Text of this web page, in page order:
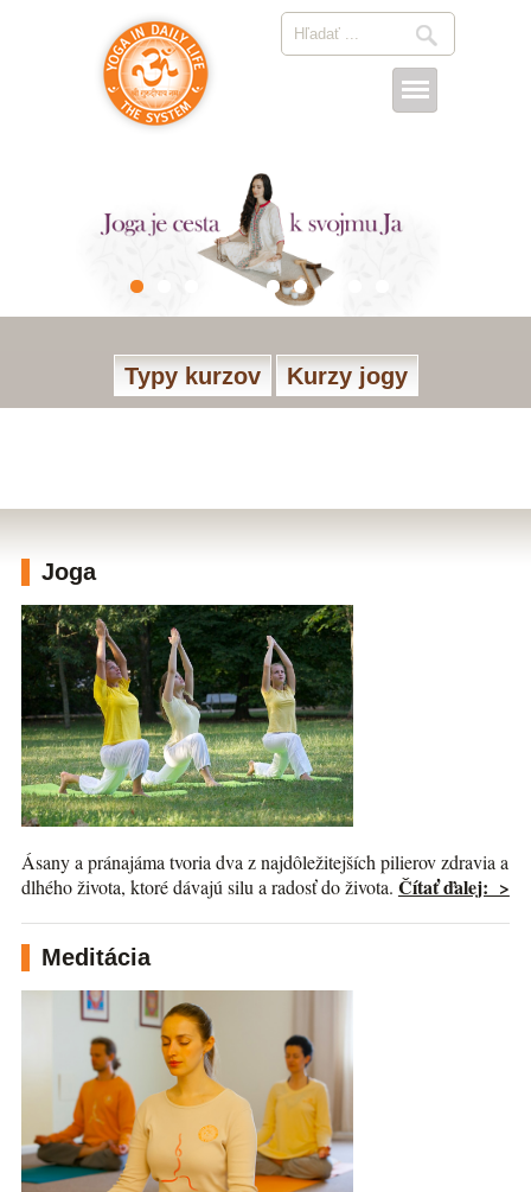
Typy kurzov Kurzy jogy
Joga
Ásany a pránajáma tvoria dva z najdôležitejších pilierov zdravia a
dlhého života, ktoré dávajú silu a radosť do života. Čítať ďalej: >
Meditácia